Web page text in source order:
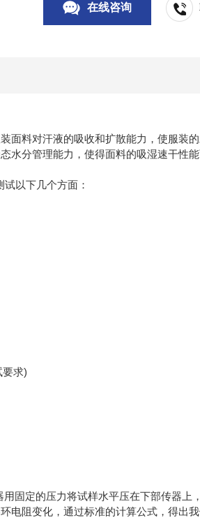
在线咨询
面料对汗液的吸收和扩散能力，使服装
水分管理能力，使得面料的吸湿速干性
以下几个方面：
求)
固定的压力将试样水平压在下部传器上
阻变化，通过标准的计算公式，得出我